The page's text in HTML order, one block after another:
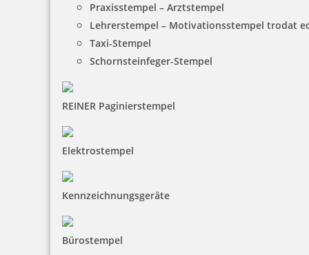
Praxisstempel – Arztstempel
Lehrerstempel – Motivationsstempel trodat
Taxi-Stempel
Schornsteinfeger-Stempel
REINER Paginierstempel
Elektrostempel
Kennzeichnungsgeräte
Bürostempel